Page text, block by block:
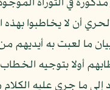
في التوراة
أن لا يخاطبوا بهذه
ما لعبت به أيديهم
أولا بتوجيه الخطاب
إلى ما جرى عليه